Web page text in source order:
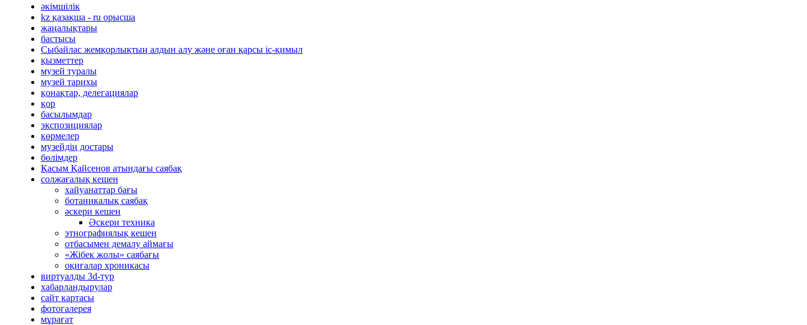
әкімшілік
kz қазақша - ru орысша
жаңалықтары
бастысы
Сыбайлас жемқорлықтың алдын алу және оған қарсы іс-қимыл
қызметтер
музей туралы
музей тарихы
қонақтар, делегациялар
қор
басылымдар
экспозициялар
көрмелер
музейдің достары
бөлімдер
Қасым Қайсенов атындағы саябақ
солжағалық кешен
хайуанаттар бағы
ботаникалық саябақ
әскери кешен
Әскери техника
этнографиялық кешен
отбасымен демалу аймағы
«Жібек жолы» саябағы
оқиғалар хроникасы
виртуалды 3d-тур
xабарландырулар
сайт картасы
фотогалерея
мұрағат